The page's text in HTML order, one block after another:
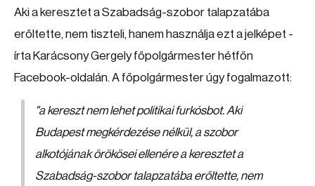
Aki a keresztet a Szabadság-szobor talapzatába
erőltette, nem tiszteli, hanem használja ezt a jelképet -
írta Karácsony Gergely főpolgármester hétfőn
Facebook-oldalán. A főpolgármester úgy fogalmazott:
"a kereszt nem lehet politikai furkósbot. Aki
Budapest megkérdezése nélkül, a szobor
alkotójának örökösei ellenére a keresztet a
Szabadság-szobor talapzatába erőltette, nem